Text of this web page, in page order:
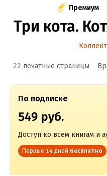
Премиум
Три кота.
22 печатные страницы
По подписке
549 руб.
Доступ ко всем книгам и
Первые 14 дней бесплатно